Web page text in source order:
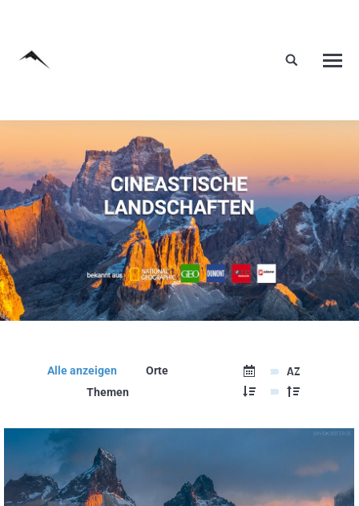
Alle anzeigen
Orte
Themen